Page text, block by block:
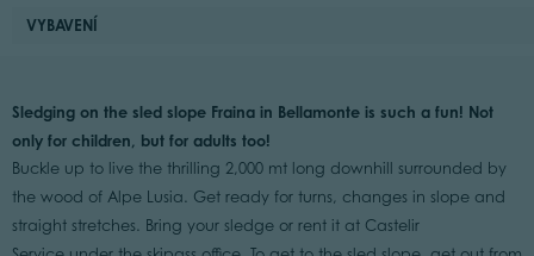
VYBAVENÍ
Sledging on the sled slope Fraina in Bellamonte is such a fun! Not
only for children, but for adults too!
Buckle up to live the thrilling 2,000 mt long downhill surrounded by
the wood of Alpe Lusia. Get ready for turns, changes in slope and
straight stretches. Bring your sledge or rent it at Castelir